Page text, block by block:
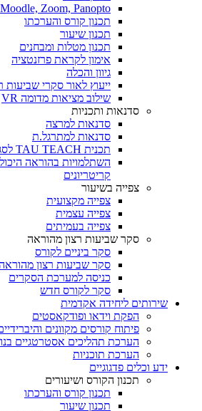
Moodle, Zoom, Panopto
תכנון קורס והערכתו
תכנון שיעור
תכנון מטלות ומבחנים
אימון לקראת פרזנטציה
גיוון והכלה
ייעוץ לאור סקרי שביעות
שילוב מציאות מדומה VR
סדנאות ותכניות
סדנאות למרצה
סדנאות למתרגל.ת
תכנית TAU TEACH לסגל בכיר נקלט
השתלמויות בהוראה
קריטריונים
צפייה בשיעור
צפייה מקצועית
צפייה עצמית
צפייה בעמיתים
סקר שביעות רצון מהוראה
סקר ביניים לקורס
סקר שביעות רצון
כניסה למערכת הסקרים
סקר לקורס חדש
שירותים ליחידה אקדמית
הפקת וידאו ופודקאסטים
פיתוח קורסים מקוונים
הערכת תהליכים אסטרטגיים
הערכת תוכניות
ידע וכלים פדגוגיים
תכנון הקורס ושיעורים
תכנון קורס והערכתו
תכנון שיעור